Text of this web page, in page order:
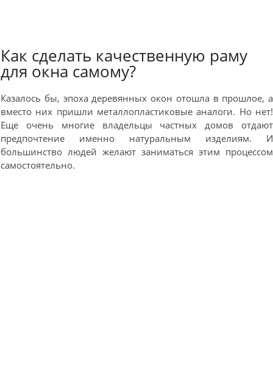
Как сделать качественную раму
для окна самому?
Казалось бы, эпоха деревянных окон отошла в прошлое, а
вместо них пришли металлопластиковые аналоги. Но нет!
Еще очень многие владельцы частных домов отдают
предпочтение именно натуральным изделиям. И
большинство людей желают заниматься этим процессом
самостоятельно.